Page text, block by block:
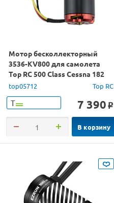
Мотор бесколлекторный
3536-KV800 для самолета
Top RC 500 Class Cessna 182
4СH
top05712 Top RC
Т 7 390 o
В корзину